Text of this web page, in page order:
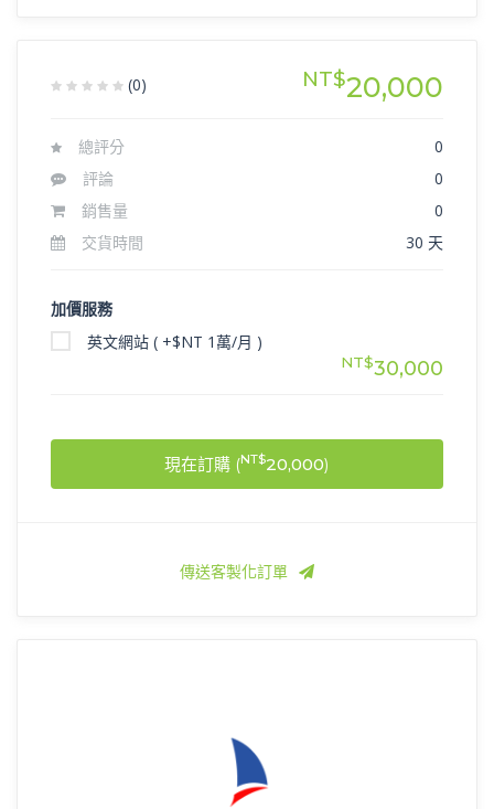
(0) NT$20,000
總評分
0
評論
0
銷售量
0
交貨時間
30 天
現在訂購 (NT$20,000)
加價服務
英文網站 ( +$NT 1萬/月 )
NT$30,000
傳送客製化訂單